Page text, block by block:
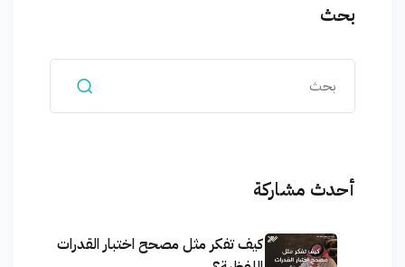
بحث
أحدث مشاركة
كيف تفكر مثل مصحح اختبار القدرات